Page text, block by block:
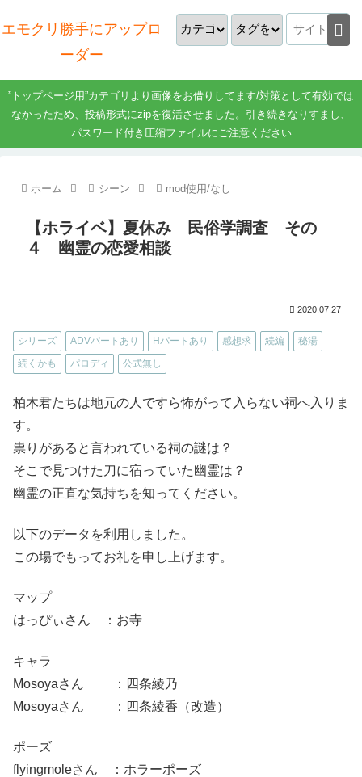
エモクリ勝手にアップロ
ーダー
”トップページ用”カテゴリより画像をお借りしてます/対策として有効では
なかったため、投稿形式にzipを復活させました。引き続きなりすまし、
パスワード付き圧縮ファイルにご注意ください
ホーム シーン mod使用/なし
【ホライベ】夏休み 民俗学調査 その
４ 幽霊の恋愛相談
2020.07.27
シリーズ ADVパートあり Hパートあり 感想求 続編
秘湯
続くかも
パロディ 公式無し
柏木君たちは地元の人ですら怖がって入らない祠へ入りま
す。
祟りがあると言われている祠の謎は？
そこで見つけた刀に宿っていた幽霊は？
幽霊の正直な気持ちを知ってください。
以下のデータを利用しました。
この場でもってお礼を申し上げます。
マップ
はっぴぃさん ：お寺
キャラ
Mosoyaさん ：四条綾乃
Mosoyaさん ：四条綾香（改造）
ポーズ
flyingmoleさん ：ホラーポーズ